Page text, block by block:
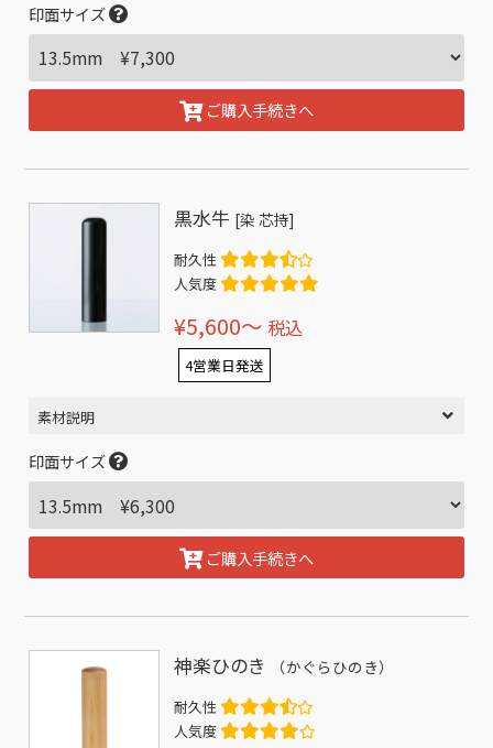
印面サイズ
ご購入手続きへ
黒水牛 [染 芯持]
耐久性
人気度
¥5,600〜 税込
4営業日発送
素材説明
印面サイズ
ご購入手続きへ
神楽ひのき （かぐらひのき）
耐久性
人気度